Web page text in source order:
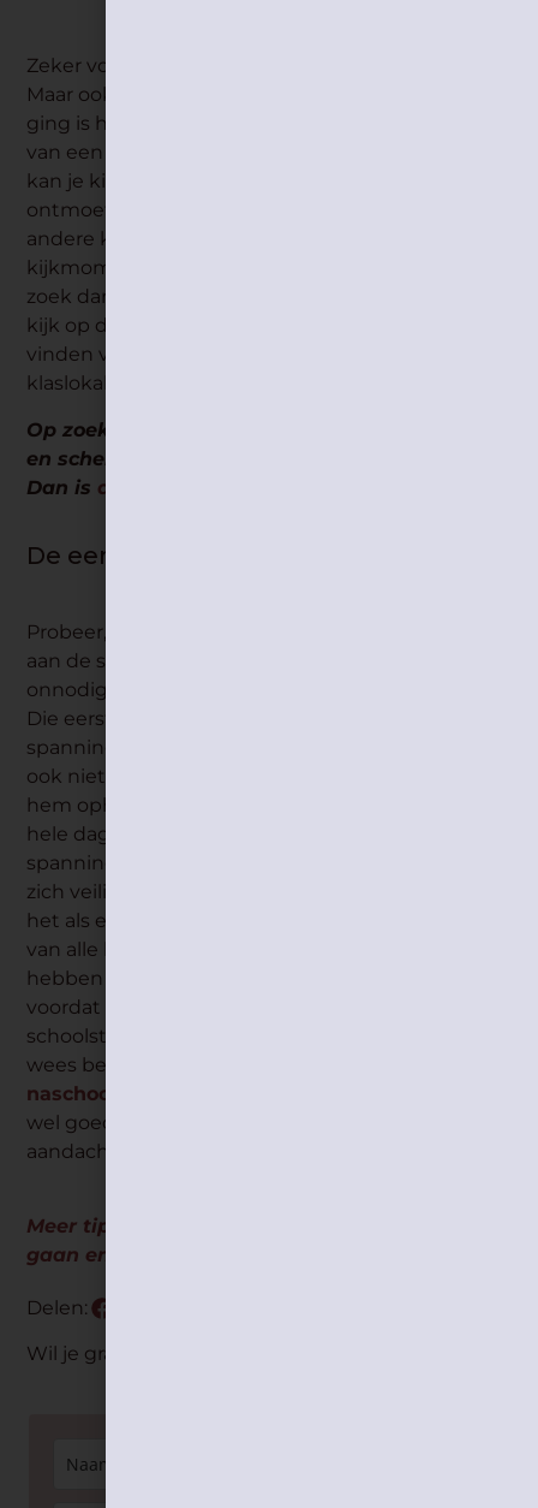
Zeker voor instappers is dit echt aan te raden.
Maar ook wanneer je kind al eerder naar school
ging is het een goed idee om gebruik te maken
van een kijkdag (als die georganiseerd wordt). Zo
kan je kind zijn nieuwe klas zien en zijn leerkracht
ontmoeten. En waarschijnlijk zijn er ook wel wat
andere klasgenootjes aanwezig. Als er geen
kijkmoment is en een bezoekje is niet mogelijk,
zoek dan zoveel mogelijk informatie online op en
kijk op de website van de school of je een foto kan
vinden van de leerkracht, de speelplaats en de
klaslokalen.
Op zoek naar meer tips om met het afscheid
en scheidingsangst om te gaan?
Dan is deze cursus
De eerste dagen op school
Probeer, indien mogelijk, de eerste dagen tijdig
aan de schoolpoort te staan zodat je kind zich niet
onnodig zorgen maakt dat je hem vergeten bent.
Die eerste dagen op school zorgen voor heel wat
spanning en vragen heel wat energie. Maak je dus
ook niet meteen zorgen als je kind huilt als je
hem ophaalt. Je kind heeft zich waarschijnlijk een
hele dag flink gehouden en de opgestapelde
spanning moet er even uit. Bij jou voelt je kind
zich veilig om zijn gevoelens te tonen; beschouw
het als een compliment. Dit geldt voor kinderen
van alle leeftijden, die vaker driftbuien kunnen
hebben tijdens de eerste schoolweek, of vlak
voordat de school begint. Denk eraan dat die
schoolstart best stresserend is, wees mild en
wees beschikbaar om te praten. Blijven de
naschoolse
wel goed om te kijken of er iets anders speelt dat
aandacht verdient.
Meer tips over driftbuien, hoe je ermee om kan
gaan en hoe je ze kan voorkomen vind je
Delen:
Wil je graag nog meer tips? Schrijf je dan hier in op